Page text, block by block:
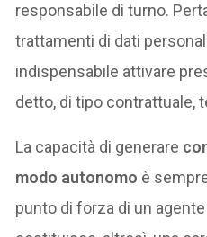
responsabile di turno.
trattamenti di dati
indispensabile attivare
detto, di tipo contrattuale,
La capacità di generare
modo autonomo è
punto di forza di un